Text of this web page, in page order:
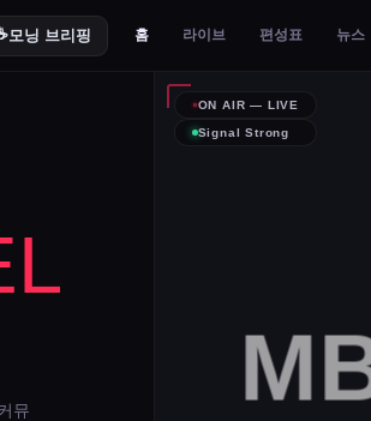
모닝 브리핑 홈 라이브 편성표 뉴스
뮤
ON AIR — LIVE
Signal Strong